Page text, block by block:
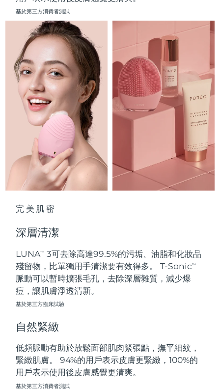
基於第三方消費者測試
完美肌密
深層清潔
LUNATM
3可去除高達99.5%的污垢、油脂和化妝品
殘留物，比單獨用手清潔要有效得多。 T-SonicTM
脈動可以暫時擴張毛孔，去除深層雜質，減少爆
痘，讓肌膚淨透清新。
基於第三方臨床試驗
自然緊緻
低頻脈動有助於放鬆面部肌肉緊張點，撫平細紋，
緊緻肌膚。 94%的用戶表示皮膚更緊緻，100%的
用戶表示使用後皮膚感覺更清爽。
基於第三方消費者測試
馬爾他
墨西哥 8/12/26
摩納哥 預計送達日期
荷蘭 預計送達日期 8/8/26
紐西蘭 預計送達日期 8/8/26
挪威 8/8/26
8/11/26
菲律賓 預計送達日期 8/11/26
波蘭 預計送達日期8/9/26
葡萄牙
波多黎各
卡達 預計送達日期
留尼旺 預計送達日期 8/13/26
羅馬尼亞
俄羅斯
沙烏地阿拉伯 預計送達日期8/9/26
新加坡